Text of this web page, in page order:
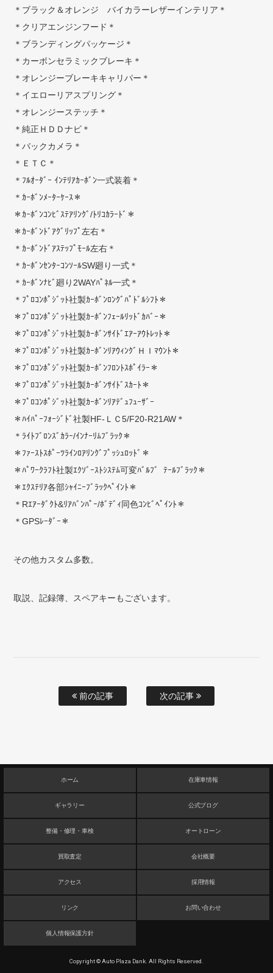
＊ブラック＆オレンジ バイカラーレザーインテリア＊
＊クリアエンジンフード＊
＊ブランディングパッケージ＊
＊カーボンセラミックブレーキ＊
＊オレンジーブレーキキャリパー＊
＊イエローリアスプリング＊
＊オレンジーステッチ＊
＊純正ＨＤＤナビ＊
＊バックカメラ＊
＊ＥＴＣ＊
＊ﾌﾙｵｰﾀﾞｰ ｲﾝﾃﾘｱｶｰﾎﾞﾝ一式装着＊
＊ｶｰﾎﾞﾝﾒｰﾀｰｹｰｽ＊
＊ｶｰﾎﾞﾝｺﾝﾋﾞｽﾃｱﾘﾝｸﾞ/ﾄﾘｺｶﾗｰﾄﾞ＊
＊ｶｰﾎﾞﾝﾄﾞｱｸﾞﾘｯﾌﾟ左右＊
＊ｶｰﾎﾞﾝﾄﾞｱｽﾃｯﾌﾟﾓｰﾙ左右＊
＊ｶｰﾎﾞﾝｾﾝﾀｰｺﾝｿｰﾙSW廻り一式＊
＊ｶｰﾎﾞﾝﾅﾋﾞ廻り2WAYﾊﾟﾈﾙ一式＊
＊ﾌﾟﾛｺﾝﾎﾟｼﾞｯﾄ社製ｶｰﾎﾞﾝﾛﾝｸﾞﾊﾟﾄﾞﾙｼﾌﾄ＊
＊ﾌﾟﾛｺﾝﾎﾟｼﾞｯﾄ社製ｶｰﾎﾞﾝﾌｪｰﾙﾘｯﾄﾞｶﾊﾞｰ＊
＊ﾌﾟﾛｺﾝﾎﾟｼﾞｯﾄ社製ｶｰﾎﾞﾝｻｲﾄﾞｴｱｰｱｳﾄﾚｯﾄ＊
＊ﾌﾟﾛｺﾝﾎﾟｼﾞｯﾄ社製ｶｰﾎﾞﾝﾘｱｳｨﾝｸﾞＨＩﾏｳﾝﾄ＊
＊ﾌﾟﾛｺﾝﾎﾟｼﾞｯﾄ社製ｶｰﾎﾞﾝﾌﾛﾝﾄｽﾎﾟｲﾗｰ＊
＊ﾌﾟﾛｺﾝﾎﾟｼﾞｯﾄ社製ｶｰﾎﾞﾝｻｲﾄﾞｽｶｰﾄ＊
＊ﾌﾟﾛｺﾝﾎﾟｼﾞｯﾄ社製ｶｰﾎﾞﾝﾘｱﾃﾞｭﾌｭｰｻﾞｰ
＊ﾊｲﾊﾟｰﾌｫｰｼﾞﾄﾞ社製HF-ＬＣ5/F20-R21AW＊
＊ﾗｲﾄﾌﾞﾛﾝｽﾞｶﾗｰ/ｲﾝﾅｰﾘﾑﾌﾞﾗｯｸ＊
＊ﾌｧｰｽﾄｽﾎﾟｰﾂﾗｲﾝﾛｱﾘﾝｸﾞﾌﾟｯｼｭﾛｯﾄﾞ＊
＊ﾊﾟﾜｰｸﾗﾌﾄ社製ｴｸｿﾞｰｽﾄｼｽﾃﾑ可変ﾊﾞﾙﾌﾞ ﾃｰﾙﾌﾞﾗｯｸ＊
＊ｴｸｽﾃﾘｱ各部ｼｬｲﾆｰﾌﾞﾗｯｸﾍﾟｲﾝﾄ＊
＊Rｴｱｰﾀﾞｸﾄ&ﾘｱﾊﾞﾝﾊﾟｰ/ﾎﾞﾃﾞｨ同色ｺﾝﾋﾞﾍﾟｲﾝﾄ＊
＊GPSﾚｰﾀﾞｰ＊
その他カスタム多数。
取説、記録簿、スペアキーもございます。
前の記事 次の記事
ホーム 在庫車情報
ギャラリー 公式ブログ
整備・修理・車検 オートローン
買取査定 会社概要
アクセス 採用情報
リンク お問い合わせ
個人情報保護方針
Copyright © Auto Plaza Dank. All Rights Reserved.